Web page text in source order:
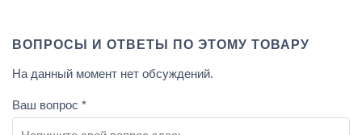
ВОПРОСЫ И ОТВЕТЫ ПО ЭТОМУ ТОВАРУ
На данный момент нет обсуждений.
Ваш вопрос *